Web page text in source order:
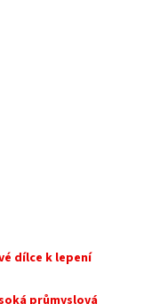
dílce k lepení
průmyslová